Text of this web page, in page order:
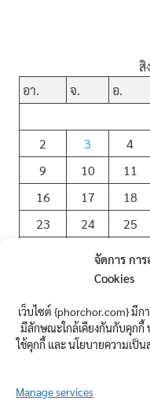
จัดการ กา
Cookies
เว็บไซต์ {phorchor.com} มีก
มีลักษณะใกล้เคียงกันกับคุกกี้
ใช้คุกกี้ และ นโยบายความเป็
Manage services
สิ
อา.
จ. อ.
2
3 4
9
10 11
16
17 18
23
24 25
นิยาม
เข้าสู่ระบบ